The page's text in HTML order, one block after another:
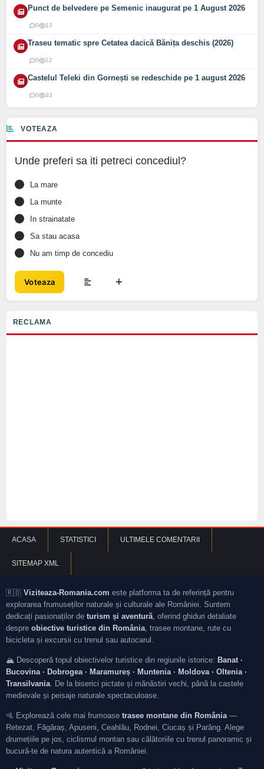
Punct de belvedere pe Semenic inaugurat pe 1 August 2026
0 13
Traseu tematic spre Cetatea dacică Bănița deschis (2026)
0 12
Castelul Teleki din Gornești se redeschide pe 1 august 2026
0 33
VOTEAZA
Unde preferi sa iti petreci concediul?
La mare
La munte
In strainatate
Sa stau acasa
Nu am timp de concediu
Voteaza
RECLAMA
ACASA STATISTICI ULTIMELE COMENTARII
SITEMAP XML
🇷🇴 Viziteaza-Romania.com este platforma ta de referință pentru
explorarea frumuseților naturale și culturale ale României. Suntem
dedicați pasionaților de turism și aventură, oferind ghiduri detaliate
despre obiective turistice din România, trasee montane, rute cu
bicicleta și excursii cu trenul sau autocarul.
🏔️ Descoperă topul obiectivelor turistice din regiunile istorice: Banat ·
Bucovina · Dobrogea · Maramureș · Muntenia · Moldova · Oltenia ·
Transilvania. De la biserici pictate și mănăstiri vechi, până la castele
medievale și peisaje naturale spectaculoase.
🚵 Explorează cele mai frumoase trasee montane din România—
Retezat, Făgăraș, Apuseni, Ceahlău, Rodnei, Ciucaș și Parâng. Alege
drumețiile pe jos, ciclismul montan sau călătoriile cu trenul panoramic și
bucură-te de natura autentică a României.